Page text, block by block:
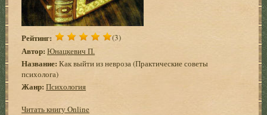
Рейтинг: (3)
Автор: Юнацкевич П.
Название: Как выйти из невроза (Практические советы
психолога)
Жанр: Психология
Читать книгу Online